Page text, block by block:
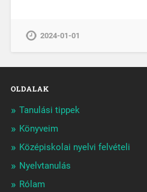
2024-01-01
OLDALAK
Tanulási tippek
Könyveim
Középiskolai nyelvi felvételi
Nyelvtanulás
Rólam